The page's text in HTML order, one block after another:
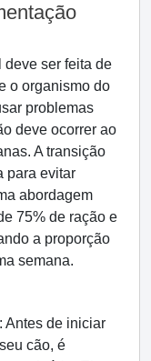
deve ser feita de
o organismo do
problemas
deve ocorrer ao
A transição
para evitar
abordagem
75% de ração e
a proporção
semana.
: Antes de iniciar
cão, é